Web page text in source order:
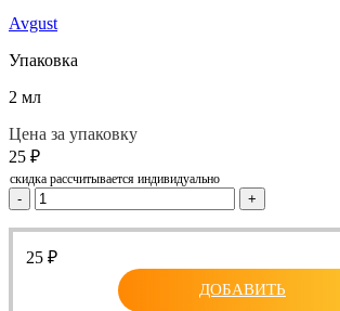
Avgust
Упаковка
2 мл
Цена за упаковку
25 ₽
скидка рассчитывается индивидуально
- +
25 ₽
ДОБАВИТЬ